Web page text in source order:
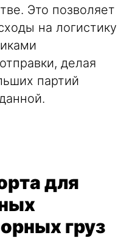
Это позволяет
на логистику
делая
партий
для
груз